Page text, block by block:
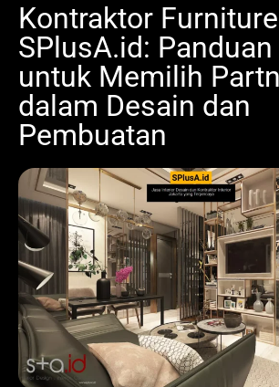
Kontraktor Furniture
SPlusA.id:
untuk Memilih
dalam Desain dan
Pembuatan